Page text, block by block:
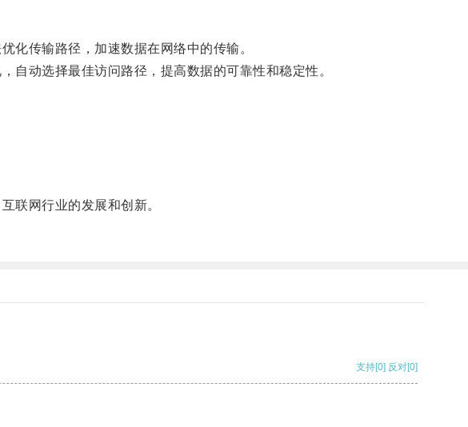
传输路径，加速数据在网络中的传输。
动选择最佳访问路径，提高数据的可靠性和稳定性。
联网行业的发展和创新。
支持[0] 反对[0]